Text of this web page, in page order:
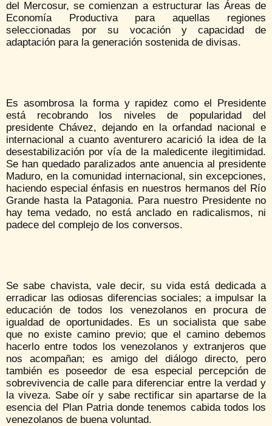
del Mercosur, se comienzan a estructurar las Áreas de
Economía Productiva para aquellas regiones
seleccionadas por su vocación y capacidad de
adaptación para la generación sostenida de divisas.
Es asombrosa la forma y rapidez como el Presidente
está recobrando los niveles de popularidad del
presidente Chávez, dejando en la orfandad nacional e
internacional a cuanto aventurero acarició la idea de la
desestabilización por vía de la maledicente ilegitimidad.
Se han quedado paralizados ante anuencia al presidente
Maduro, en la comunidad internacional, sin excepciones,
haciendo especial énfasis en nuestros hermanos del Río
Grande hasta la Patagonia. Para nuestro Presidente no
hay tema vedado, no está anclado en radicalismos, ni
padece del complejo de los conversos.
Se sabe chavista, vale decir, su vida está dedicada a
erradicar las odiosas diferencias sociales; a impulsar la
educación de todos los venezolanos en procura de
igualdad de oportunidades. Es un socialista que sabe
que no existe camino previo; que el camino debemos
hacerlo entre todos los venezolanos y extranjeros que
nos acompañan; es amigo del diálogo directo, pero
también es poseedor de esa especial percepción de
sobrevivencia de calle para diferenciar entre la verdad y
la viveza. Sabe oír y sabe rectificar sin apartarse de la
esencia del Plan Patria donde tenemos cabida todos los
venezolanos de buena voluntad.